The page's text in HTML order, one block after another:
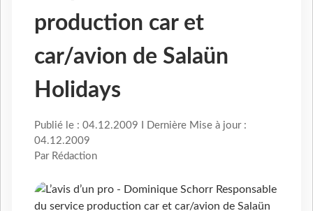
production car et
car/avion de Salaün
Holidays
Publié le : 04.12.2009 I Dernière Mise à jour :
04.12.2009
Par Rédaction